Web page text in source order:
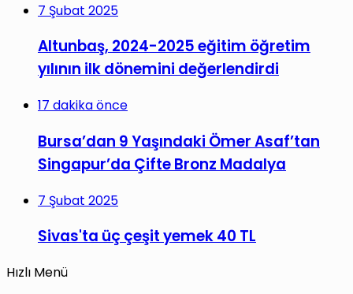
7 Şubat 2025
Altunbaş, 2024-2025 eğitim öğretim
yılının ilk dönemini değerlendirdi
17 dakika önce
Bursa’dan 9 Yaşındaki Ömer Asaf’tan
Singapur’da Çifte Bronz Madalya
7 Şubat 2025
Sivas'ta üç çeşit yemek 40 TL
Hızlı Menü